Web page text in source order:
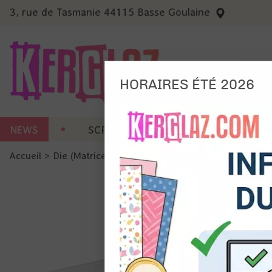
3, rue de Tasmanie 44115 Basse Goulaine
NEWS SCRAP CARTERIE MACHINES
Accueil > Die (Matrice de découpe) Die format standard
Ils
et du
précises
Si vous
de la
HORAIRES ÉTÉ 2026